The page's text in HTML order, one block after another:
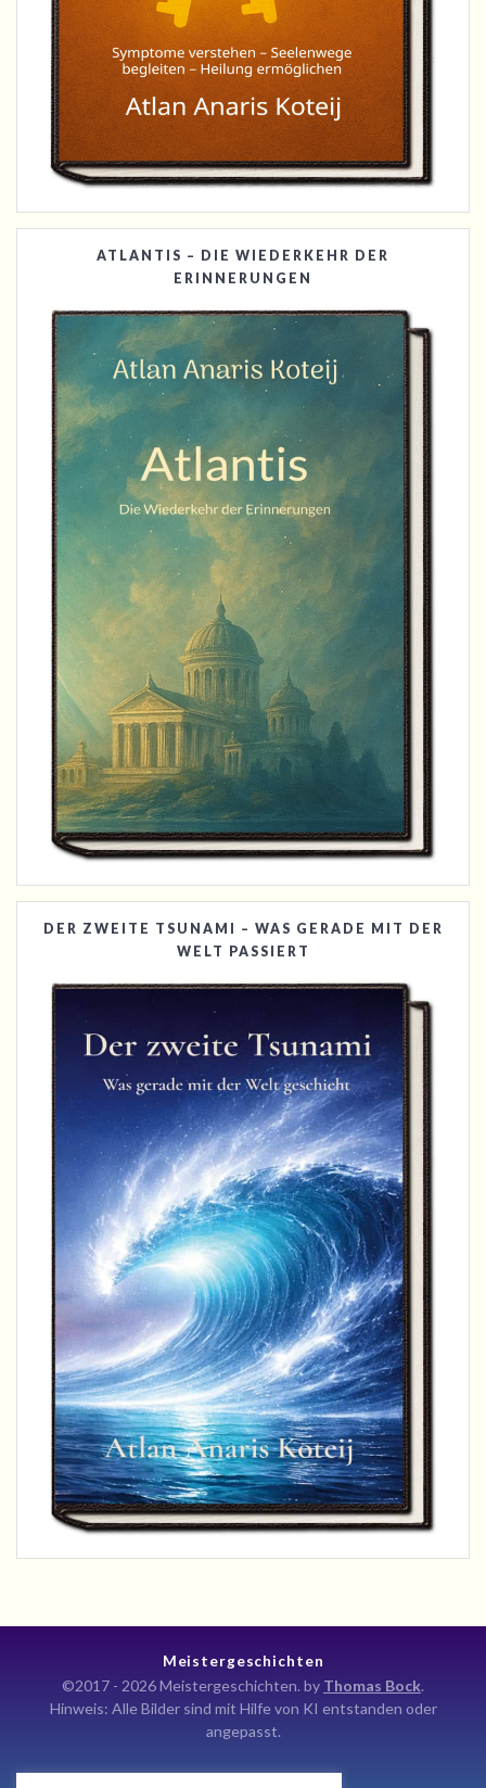
ATLANTIS – DIE WIEDERKEHR DER
ERINNERUNGEN
DER ZWEITE TSUNAMI – WAS GERADE MIT DER
WELT PASSIERT
Meistergeschichten
©2017 - 2026 Meistergeschichten. by Thomas Bock.
Hinweis: Alle Bilder sind mit Hilfe von KI entstanden oder
angepasst.